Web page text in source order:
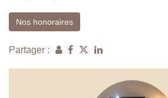
Nos honoraires
Partager :